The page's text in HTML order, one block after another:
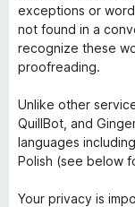
exceptions or
not found in a
recognize these
proofreading.
Unlike other
QuillBot, and
languages
Polish (see below
Your privacy is